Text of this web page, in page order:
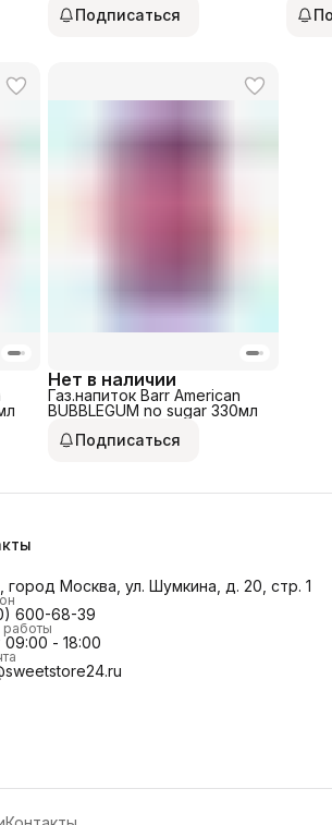
Подписаться
Нет в наличии
Газ.напиток Barr American
BUBBLEGUM no sugar 330мл
Подписаться
город Москва, ул. Шумкина, д. 20, стр. 1
600-68-39
- 18:00